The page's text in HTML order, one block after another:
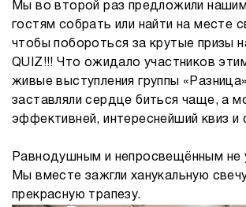
Мы во второй раз предложили нашим
гостям собрать или найти на месте
чтобы побороться за крутые призы
QUIZ!!! Что ожидало участников
живые выступления группы
заставляли сердце биться чаще, а
эффективней, интереснейший квиз
Равнодушным и непросвещённым не
Мы вместе зажгли ханукальную
прекрасную трапезу.